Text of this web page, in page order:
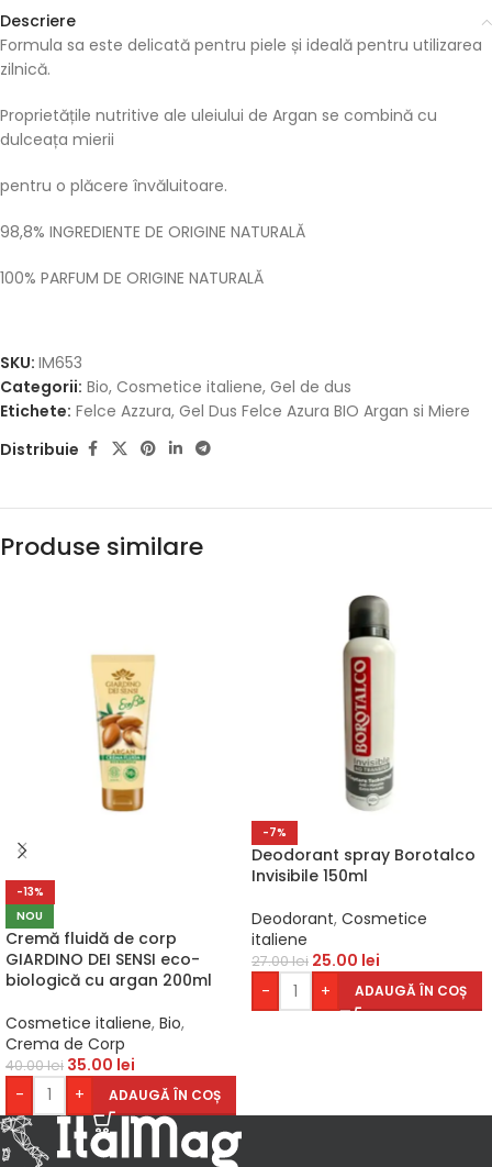
Descriere
Formula sa este delicată pentru piele și ideală pentru utilizarea
zilnică.
Proprietățile nutritive ale uleiului de Argan se combină cu
dulceața mierii
pentru o plăcere învăluitoare.
98,8% INGREDIENTE DE ORIGINE NATURALĂ
100% PARFUM DE ORIGINE NATURALĂ
SKU: IM653
Categorii: Bio, Cosmetice italiene, Gel de dus
Etichete: Felce Azzura, Gel Dus Felce Azura BIO Argan si Miere
Distribuie
Produse similare
-13%
NOU
Cremă fluidă de corp
GIARDINO DEI SENSI eco-
biologică cu argan 200ml
Cosmetice italiene, Bio,
Crema de Corp
40.00lei 35.00 lei
-
+ ADAUGĂ ÎN COȘ
-7%
Deodorant spray Borotalco
Invisibile 150ml
Deodorant, Cosmetice
italiene
27.00lei 25.00 lei
-
+ ADAUGĂ ÎN COȘ